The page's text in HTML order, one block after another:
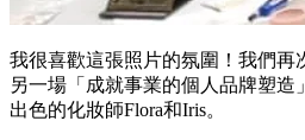
我很喜歡這張照片的氛圍！我們再
另一場「成就事業的個人品牌塑造
出色的化妝師Flora和Iris。